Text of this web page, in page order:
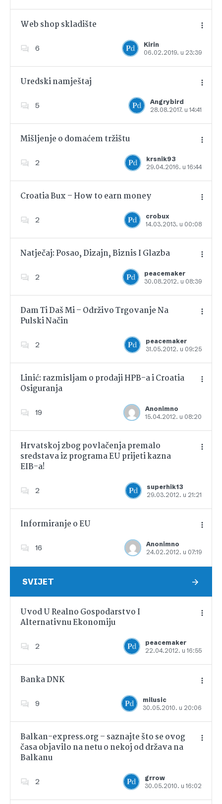
Web shop skladište
6
Kirin
06.02.2019. u 23:39
Dodajte u favorite
Uredski namještaj
5
Angrybird
28.08.2017. u 14:41
Dodajte u favorite
Mišljenje o domaćem tržištu
2
krsnik93
29.04.2016. u 16:44
Dodajte u favorite
Croatia Bux – How to earn money
2
crobux
14.03.2013. u 00:08
Dodajte u favorite
Natječaj: Posao, Dizajn, Biznis I Glazba
2
peacemaker
30.08.2012. u 08:39
Dodajte u favorite
Dam Ti Daš Mi – Održivo Trgovanje Na
Pulski Način
2
peacemaker
31.05.2012. u 09:25
Dodajte u favorite
Linić: razmisljam o prodaji HPB-a i Croatia
Osiguranja
19
Anonimno
15.04.2012. u 08:20
Dodajte u favorite
Hrvatskoj zbog povlačenja premalo
sredstava iz programa EU prijeti kazna
EIB-a!
2
superhik13
29.03.2012. u 21:21
Informiranje o EU
16
Anonimno
24.02.2012. u 07:19
Dodajte u favorite
SVIJET
Uvod U Realno Gospodarstvo I
Alternativnu Ekonomiju
2
peacemaker
22.04.2012. u 16:55
Dodajte u favorite
Banka DNK
9
milusic
30.05.2010. u 20:06
Dodajte u favorite
Balkan-express.org – saznajte što se ovog
časa objavilo na netu o nekoj od država na
Balkanu
2
grrow
30.05.2010. u 16:02